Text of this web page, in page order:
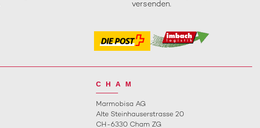
versenden.
CHAM
Marmobisa AG
Alte Steinhauserstrasse 20
CH-6330 Cham ZG